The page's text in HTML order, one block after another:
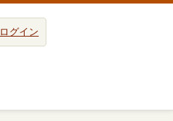
ログイン